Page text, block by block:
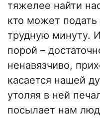
тяжелее найти
кто может
трудную минуту.
порой –
ненавязчиво,
касается нашей
утоляя в ней
посылает нам